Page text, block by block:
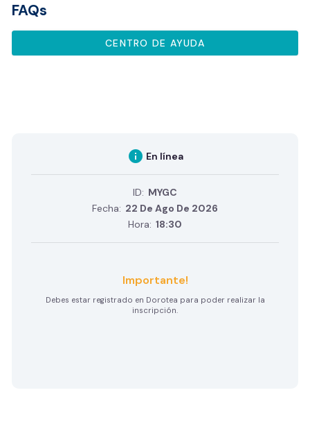
FAQs
CENTRO DE AYUDA
info En línea
ID: MYGC
Fecha: 22 De Ago De 2026
Hora: 18:30
Importante!
Debes estar registrado en Dorotea para poder realizar la
inscripción.